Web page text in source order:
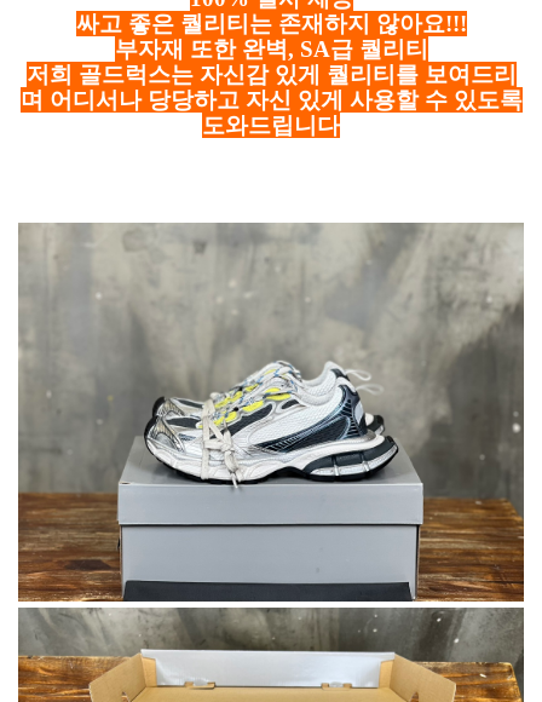
싸고 좋은 퀄리티는 존재하지 않아요!!!
부자재 또한 완벽, SA급 퀄리티
저희 골드럭스는 자신감 있게 퀄리티를 보여드리
며 어디서나 당당하고 자신 있게 사용할 수 있도록
도와드립니다